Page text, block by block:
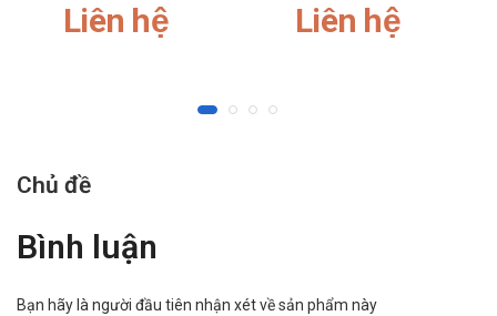
Liên hệ Liên hệ
Chủ đề
Bình luận
Bạn hãy là người đầu tiên nhận xét về sản phẩm này